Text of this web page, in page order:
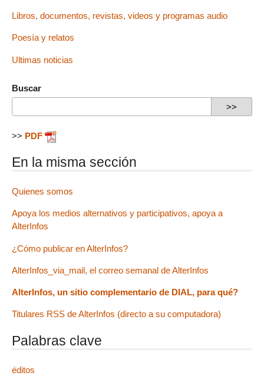
Libros, documentos, revistas, videos y programas audio
Poesía y relatos
Ultimas noticias
Buscar
>> PDF
En la misma sección
Quienes somos
Apoya los medios alternativos y participativos, apoya a
AlterInfos
¿Cómo publicar en AlterInfos?
AlterInfos_via_mail, el correo semanal de AlterInfos
AlterInfos, un sitio complementario de DIAL, para qué?
Titulares RSS de AlterInfos (directo a su computadora)
Palabras clave
éditos